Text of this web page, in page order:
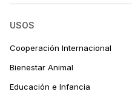
USOS
Cooperación Internacional
Bienestar Animal
Educación e Infancia